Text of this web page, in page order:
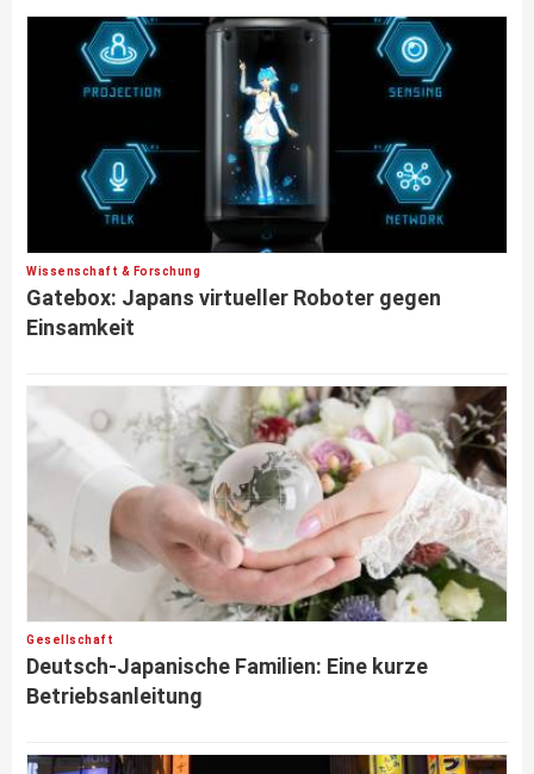
Wissenschaft & Forschung
Gatebox: Japans virtueller Roboter gegen
Einsamkeit
Gesellschaft
Deutsch-Japanische Familien: Eine kurze
Betriebsanleitung